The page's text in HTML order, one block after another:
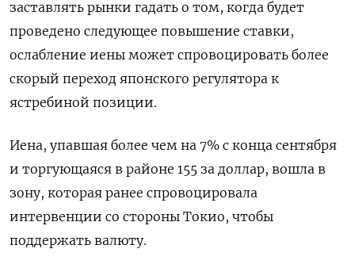
заставлять рынки гадать о том, когда будет
проведено следующее повышение ставки,
ослабление иены может спровоцировать более
скорый переход японского регулятора к
ястребиной позиции.
Иена, упавшая более чем на 7% с конца сентября
и торгующаяся в районе 155 за доллар, вошла в
зону, которая ранее спровоцировала
интервенции со стороны Токио, чтобы
поддержать валюту.